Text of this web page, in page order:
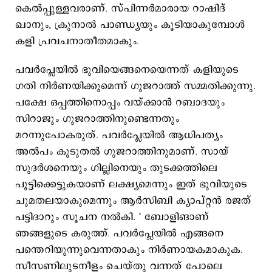
കെല്‍പ്പുള്ളവരാണ്. സ്പിന്നര്‍മാരായ റാഷിദ്
ഖാനും, ക്രുനാല്‍ പാണ്ഡ്യയും കൂടിയാകുമ്പോള്‍
കളി പ്രവചനാതീതമാകും.
പവര്‍പ്ലേയില്‍ ഭുവിയെങ്ങനെയെന്നത് കളിയുടെ
ഗതി നിര്‍ണയിക്കുമെന്ന് ഗുജറാത്ത് സമ്മതിക്കുന്നു.
പക്ഷേ ഒപ്പത്തിനൊപ്പം വയ്ക്കാന്‍ റബാദയും
സിറാജും ഗുജറാത്തിനുണ്ടെന്നതും
മറന്നുപോകരുത്. പവര്‍പ്ലേയില്‍ ആധിപത്യം
അല്‍പം കൂടുതല്‍ ഗുജറാത്തിനുമാണ്. സായ്
സുദര്‍ശനെയും ഗില്ലിനെയും തുടക്കത്തിലെ
പൂട്ടിക്കെട്ടുകയാണ് ലക്ഷ്യമെന്നും ഇത് ഭുവിയുടെ
ചുമതലയാകുമെന്നും ആര്‍സിബി ക്യാപ്റ്റന്‍ രജത്
പട്ടിദാറും സൂചന നല്‍കി. ' ബോളിങാണ്
ഞങ്ങളുടെ കരുത്ത്. പവര്‍പ്ലേയില്‍ എങ്ങനെ
പന്തെറിയുന്നുവെന്നതാകും നിര്‍ണായകമാകുക.
സീസണിലുടനീളം ചെയ്തു വന്നത് പോലെ